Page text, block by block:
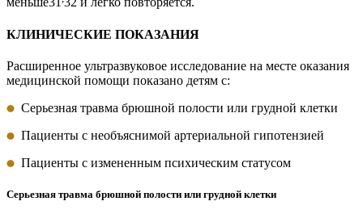
КЛИНИЧЕСКИЕ ПОКАЗАНИЯ
Расширенное ультразвуковое исследование на месте оказания
медицинской помощи показано детям с:
Серьезная травма брюшной полости или грудной клетки
Пациенты с необъяснимой артериальной гипотензией
Пациенты с измененным психическим статусом
Серьезная травма брюшной полости или грудной клетки